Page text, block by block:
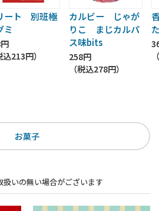
ート 別班極
ミ
込213円）
カルビー じゃが
りこ まじカルパ
ス味bits
258円
（税込278円）
お菓子
いの無い場合がございます